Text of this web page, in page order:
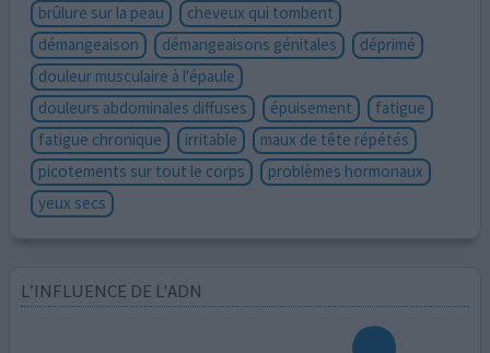
brûlure sur la peau
cheveux qui tombent
démangeaison
démangeaisons génitales
déprimé
douleur musculaire à l'épaule
douleurs abdominales diffuses
épuisement
fatigue
fatigue chronique
irritable
maux de tête répétés
picotements sur tout le corps
problèmes hormonaux
yeux secs
L’INFLUENCE DE L'ADN